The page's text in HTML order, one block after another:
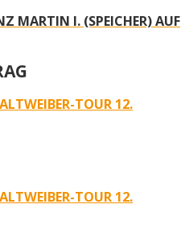
MARTIN I. (SPEICHER) AUF
TOUR 12.
TOUR 12.